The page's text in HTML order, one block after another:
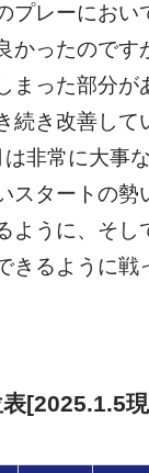
プレーにおい
かったのです
まった部分が
続き改善して
非常に大事
スタートの勢
ように、そし
きるように戦
[2025.1.5